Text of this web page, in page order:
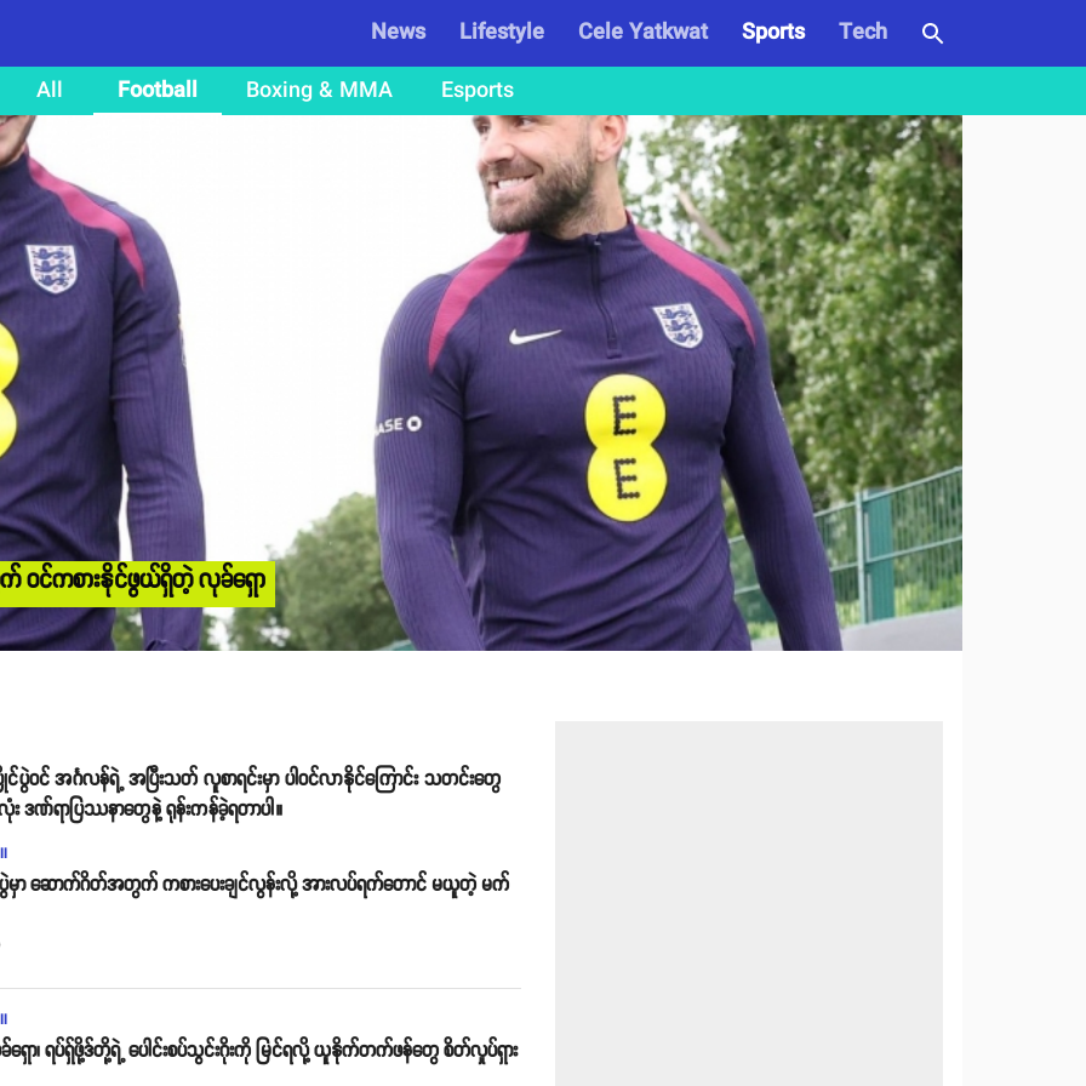
News Lifestyle Cele Yatkwat Sports
Tech
All
Football Boxing & MMA Esports
ဝင်ကစားနိုင်ဖွယ်ရှိတဲ့ လုခ်ရှော
အင်္ဂလန်ရဲ့ အပြီးသတ် လူစာရင်းမှာ ပါဝင်လာနိုင်ကြောင်း သတင်းတွေ
ဒဏ်ရာပြဿနာတွေနဲ့ ရုန်းကန်ခဲ့ရတာပါ။
မှာ ဆောက်ဂိတ်အတွက် ကစားပေးချင်လွန်းလို့ အားလပ်ရက်တောင် မယူတဲ့ မက်
ရှော၊ ရပ်ရှ်ဖို့ဒ်တို့ရဲ့ ပေါင်းစပ်သွင်းဂိုးကို မြင်ရလို့ ယူနိုက်တက်ဖန်တွေ စိတ်လှုပ်ရှား